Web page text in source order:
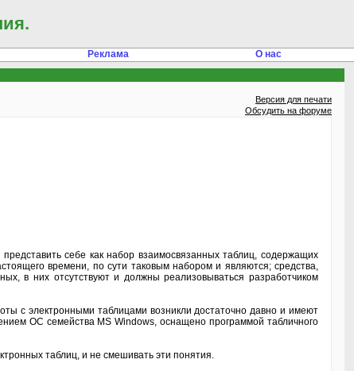
Реклама О нас
Версия для печати
Обсудить на форуме
себе как набор взаимосвязанных таблиц, содержащих
времени, по сути таковым набором и являются; средства,
в них отсутствуют и должны реализовываться разработчиком
с электронными таблицами возникли достаточно давно и имеют
ОС семейства MS Windows, оснащено программой табличного
таблиц, и не смешивать эти понятия.